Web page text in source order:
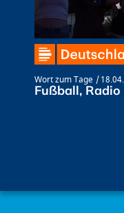
Wort zum Tage
Fußball,